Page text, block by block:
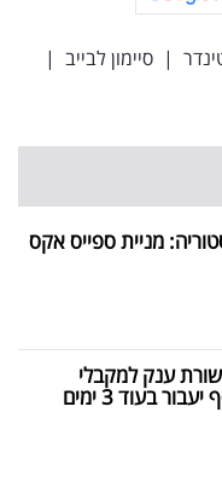
| סיימון לבייב |
מניית ספייס אקס
ענק למקבלי
בעוד 3 ימים